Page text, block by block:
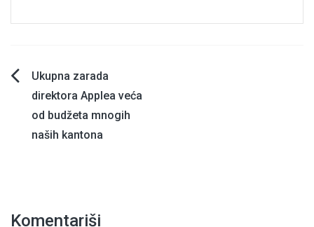
Navigacija
članaka
Ukupna zarada
direktora Applea veća
od budžeta mnogih
naših kantona
Komentariši